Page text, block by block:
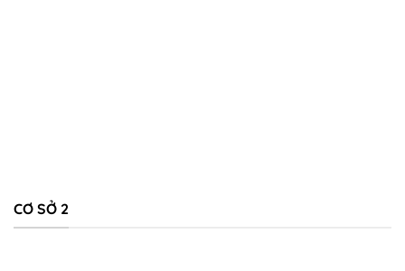
CƠ SỞ 2